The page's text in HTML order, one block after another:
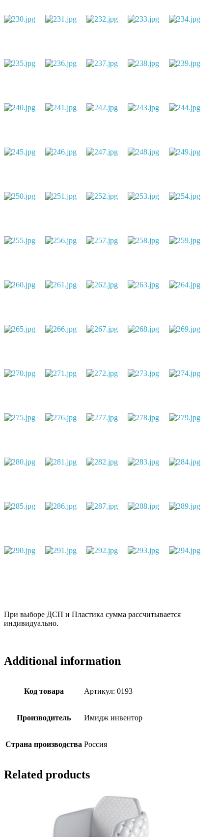
При выборе ДСП и Пластика сумма рассчитывается
индивидуально.
Additional information
Код товара Артикул: 0193
Производитель Имидж инвентор
Страна производства Россия
Related products